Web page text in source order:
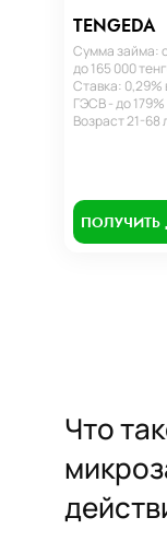
TENGEDA
Сумма займа:
до 165 000
Ставка: 0,29%
ГЭСВ - до 179%
Возраст 21-68
ПОЛУЧИТЬ
Что